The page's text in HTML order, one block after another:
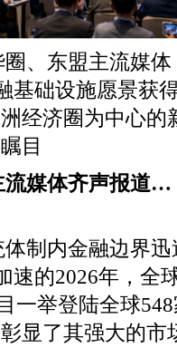
、东盟主流媒
础设施愿景获
经济圈为中心的
目
媒体齐声报道…
制内金融边界迅
速的2026年，全
一举登陆全球
显了其强大的市